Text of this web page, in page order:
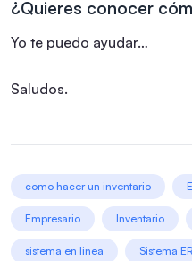
¿Quieres conocer
Yo te puedo ayudar…
Saludos.
como hacer un inventario
Empresario Inventario
sistema en linea Sistema